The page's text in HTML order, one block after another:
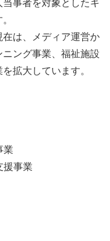
事者を対象としたキ
は、メディア運営か
ング事業、福祉施設
拡大しています。
業
援事業